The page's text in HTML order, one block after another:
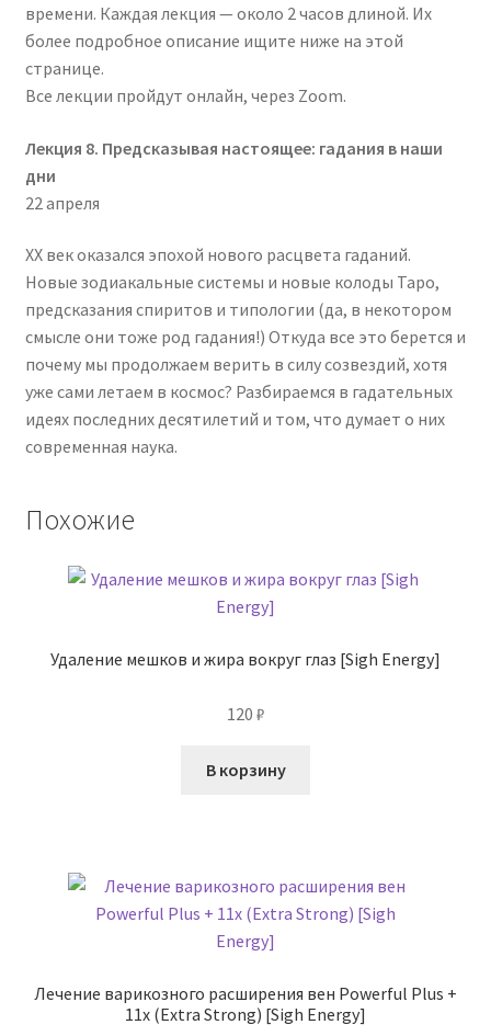
времени. Каждая лекция — около 2 часов длиной. Их
более подробное описание ищите ниже на этой
странице.
Все лекции пройдут онлайн, через Zoom.
Лекция 8. Предсказывая настоящее: гадания в наши
дни
22 апреля
XX век оказался эпохой нового расцвета гаданий.
Новые зодиакальные системы и новые колоды Таро,
предсказания спиритов и типологии (да, в некотором
смысле они тоже род гадания!) Откуда все это берется и
почему мы продолжаем верить в силу созвездий, хотя
уже сами летаем в космос? Разбираемся в гадательных
идеях последних десятилетий и том, что думает о них
современная наука.
Похожие
Удаление мешков и жира вокруг глаз [Sigh Energy]
120 ₽
В корзину
Лечение варикозного расширения вен Powerful Plus +
11x (Extra Strong) [Sigh Energy]